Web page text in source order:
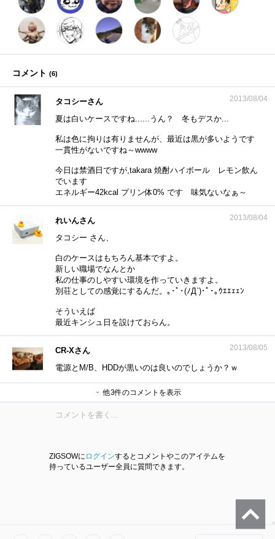
コメント (6)
タコシーさん 2013/08/04
夏は白いケースですね......うん？ 冬もデスか...
私は色に拘りは有りませんが、最近は黒が多いようです
一貫性がないですね～wwww
今日は禁酒日ですが,takara 焼酎ハイボール レモン飲ん
でいます
エネルギー42kcal プリン体0% です 味気ないなぁ～
れいんさん 2013/08/04
タコシー さん、
白のケースはもちろん基本ですよ。
新しい職場でなんとか
私の仕事のしやすい環境を作っていきますよ。
別荘としての感覚にするんだ。｡･ﾟ･(ﾉД`)･ﾟ･｡ｳｴｴｪｪﾝ
そういえば
最近キンシュ日を設けておらん。
CR-Xさん 2013/08/05
電源とM/B、HDDが黒いのは良いのでしょうか？ｗ
カーリーさん他3件のコメントを表示
ZIGSOWに ログインするとコメントやこのアイテムを
持っているユーザー全員に質問できます。